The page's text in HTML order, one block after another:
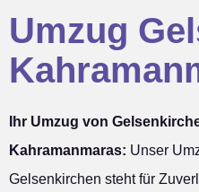
Umzug
Ihr Umzug von
Kahramanmaras: Unser
Gelsenkirchen steht für